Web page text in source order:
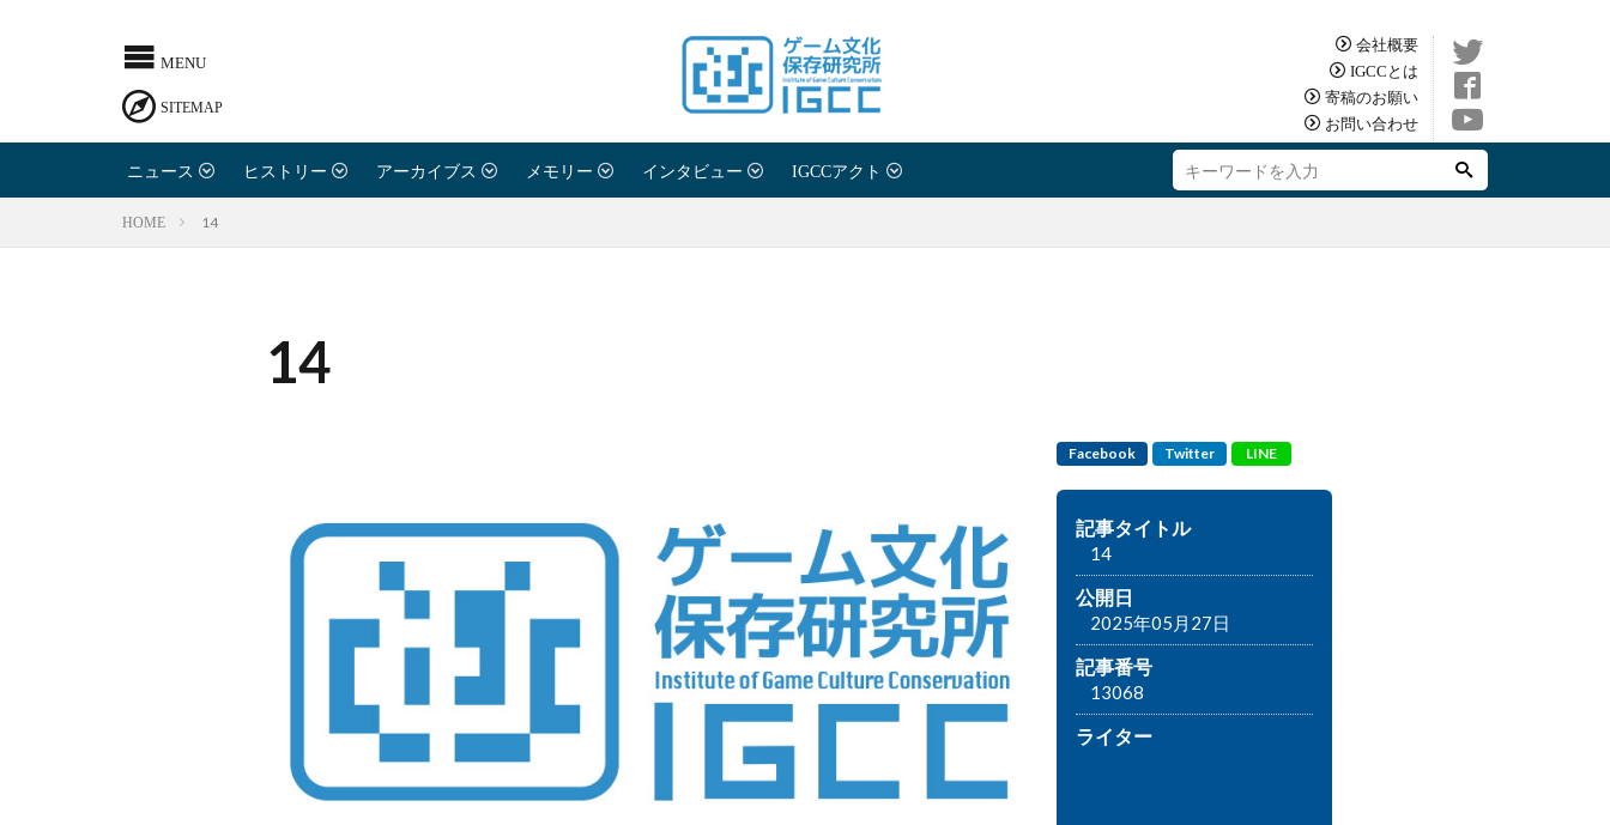
会社概要
IGCCとは
寄稿のお願い
お問い合わせ
ニュース ヒストリー アーカイブス メモリー インタビュー IGCCアクト
HOME 14
14
Facebook Twitter LINE
記事タイトル
14
公開日
2025年05月27日
記事番号
13068
ライター